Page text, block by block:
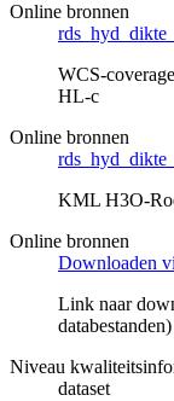
Online bronnen
WCS-
HL-c
Online bronnen
KML H3O-
Online bronnen
Downloaden
Link naar
Niveau
dataset